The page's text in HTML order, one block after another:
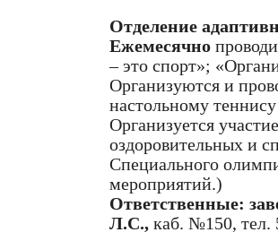
Отделение
Ежемесячно
– это спорт»;
Организуются и
настольному
Организуется
оздоровительных и
Специального
мероприятий.)
Ответственные:
Л.С., каб. №150, тел.